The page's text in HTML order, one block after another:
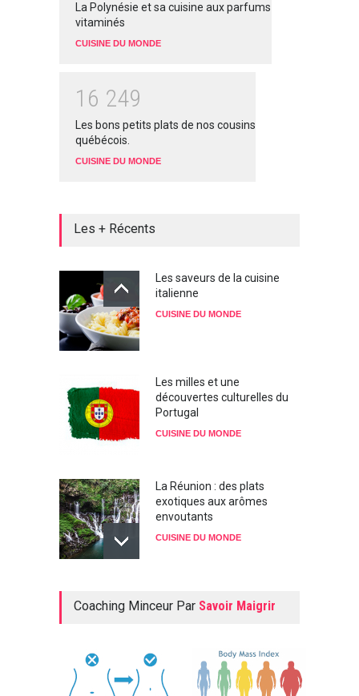
La Polynésie et sa cuisine aux parfums
vitaminés
CUISINE DU MONDE
1 6 249
Les bons petits plats de nos cousins
québécois.
CUISINE DU MONDE
Les + Récents
Les saveurs de la cuisine
italienne
CUISINE DU MONDE
Les milles et une
découvertes culturelles du
Portugal
CUISINE DU MONDE
La Réunion : des plats
exotiques aux arômes
envoutants
CUISINE DU MONDE
et savoureuse
Coaching Minceur Par Savoir Maigrir